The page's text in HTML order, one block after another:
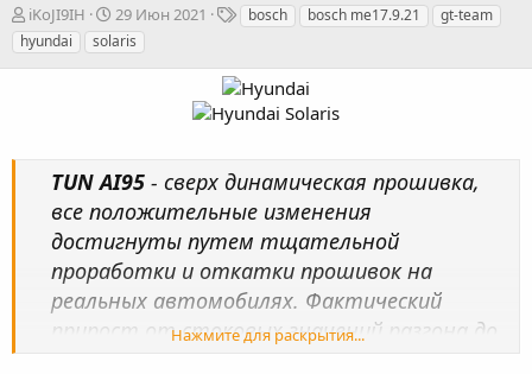
А
в
т
iKoJI9IH
Д
а
т
а
н
и
я
29 Июн 2021
Т
и
bosch bosch me17.9.21
gt-team
hyundai
solaris
TUN AI95 - сверх динамическая прошивка,
все положительные изменения
достигнуты путем тщательной
проработки и откатки прошивок на
реальных автомобилях. Фактический
прирост от стоковых значений разгона до
Нажмите для раскрытия...